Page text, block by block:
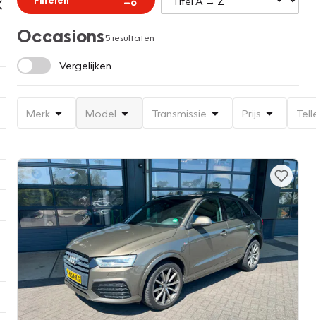
Occasions5 resultaten
Vergelijken
Merk Model Transmissie Prijs